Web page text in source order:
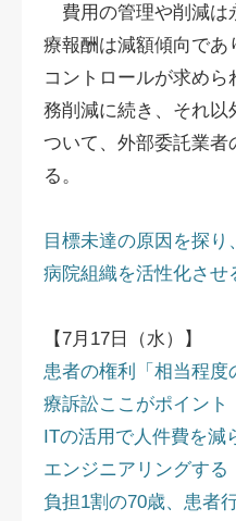
費用の管理や削減は
療報酬は減額傾向であ
コントロールが求め
務削減に続き、それ以
ついて、外部委託業者
る。
目標未達の原因を探
病院組織を活性化させ
【7月17日（水）】
患者の権利「相当程
療訴訟ここがポイント
ITの活用で人件費を減
エンジニアリングする
負担1割の70歳、患者